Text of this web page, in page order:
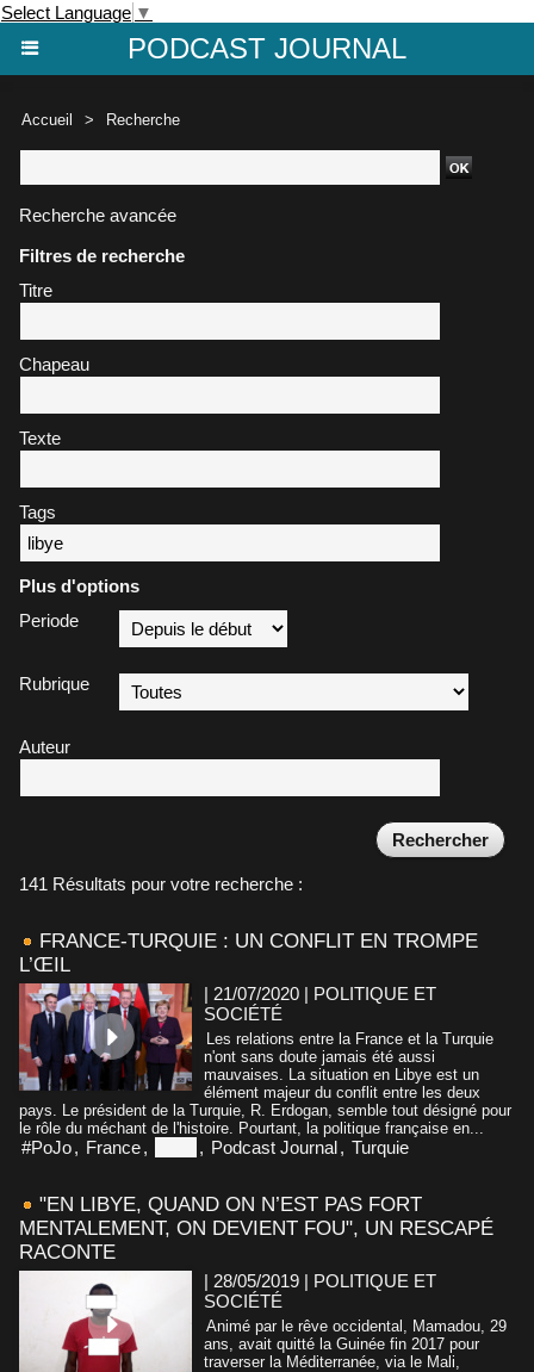
Select Language ▼
PODCAST JOURNAL
Accueil > Recherche
Recherche avancée
Filtres de recherche
Titre
Chapeau
Texte
Tags
Plus d'options
Periode
Rubrique
Auteur
141 Résultats pour votre recherche :
FRANCE-TURQUIE : UN CONFLIT EN TROMPE
L’ŒIL
| 21/07/2020 | POLITIQUE ET
SOCIÉTÉ
Les relations entre la France et la Turquie
n'ont sans doute jamais été aussi
mauvaises. La situation en Libye est un
élément majeur du conflit entre les deux
pays. Le président de la Turquie, R. Erdogan, semble tout désigné pour
le rôle du méchant de l'histoire. Pourtant, la politique française en...
#PoJo, France, , Podcast Journal, Turquie
"EN LIBYE, QUAND ON N’EST PAS FORT
MENTALEMENT, ON DEVIENT FOU", UN RESCAPÉ
RACONTE
| 28/05/2019 | POLITIQUE ET
SOCIÉTÉ
Animé par le rêve occidental, Mamadou, 29
ans, avait quitté la Guinée fin 2017 pour
traverser la Méditerranée, via le Mali,